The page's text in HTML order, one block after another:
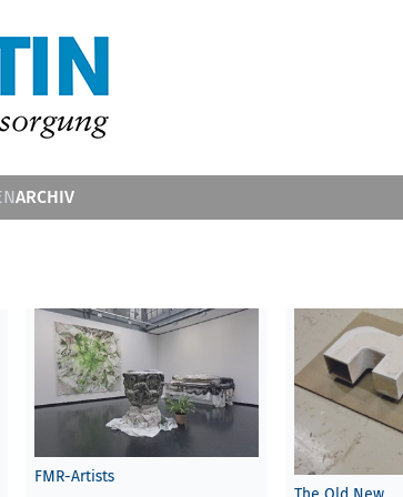
ARCHIV
FMR-Artists